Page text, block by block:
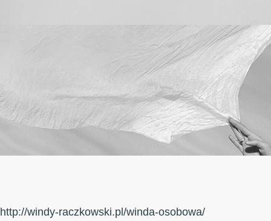
http://windy-raczkowski.pl/winda-osobowa/